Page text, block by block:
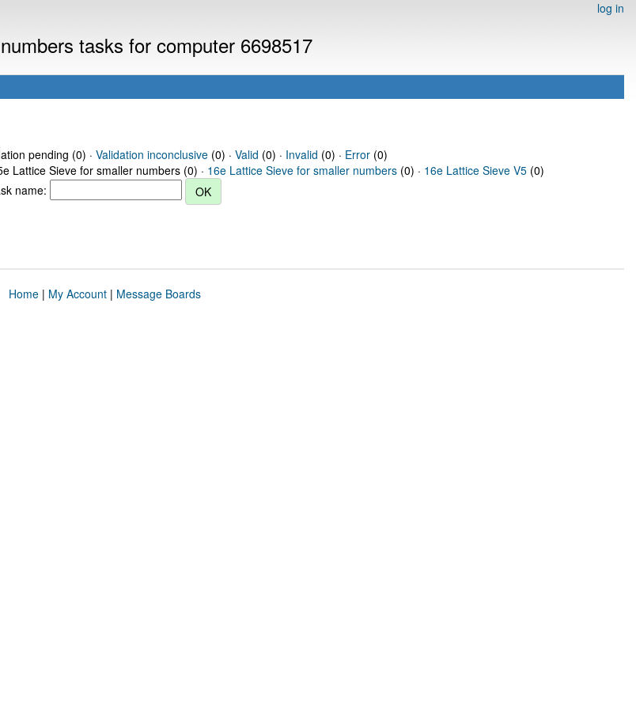
log in
tasks for computer 6698517
pending (0) · Validation inconclusive(0) · Valid (0) · Invalid (0) · Error(0)
Lattice Sieve for smaller numbers (0) · 16e Lattice Sieve for smaller numbers (0) · 16e Lattice Sieve V5 (0)
name:
Home| My Account| Message Boards